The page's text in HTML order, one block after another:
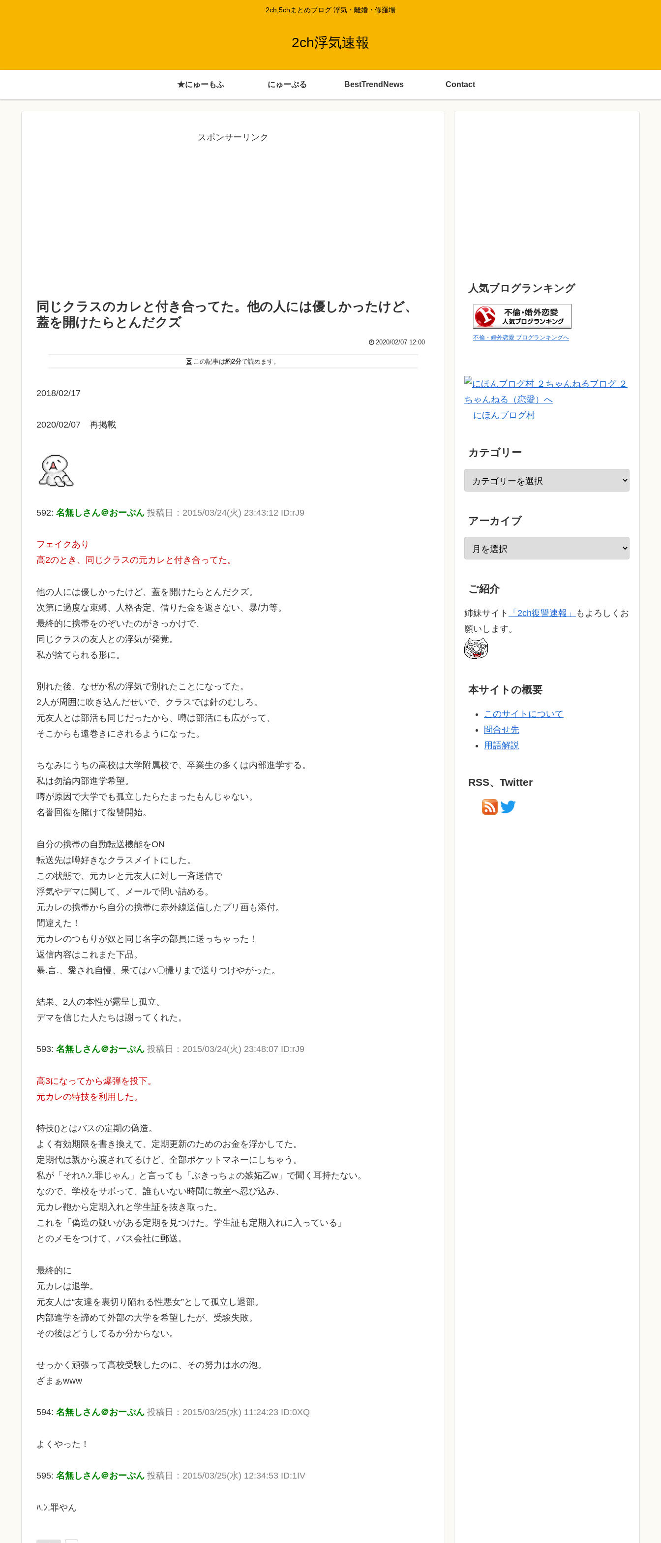
2ch,5chまとめブログ 浮気・離婚・修羅場
2ch浮気速報
★にゅーもふ にゅーぷる BestTrendNews Contact
スポンサーリンク
同じクラスのカレと付き合ってた。他の人には優しかったけど、
蓋を開けたらとんだクズ
2020/02/07 12:00
この記事は約2分で読めます。
2018/02/17
2020/02/07 再掲載
592: 名無しさん＠おーぷん 投稿日：2015/03/24(火) 23:43:12 ID:rJ9
フェイクあり
高2のとき、同じクラスの元カレと付き合ってた。
他の人には優しかったけど、蓋を開けたらとんだクズ。
次第に過度な束縛、人格否定、借りた金を返さない、暴/力等。
最終的に携帯をのぞいたのがきっかけで、
同じクラスの友人との浮気が発覚。
私が捨てられる形に。
別れた後、なぜか私の浮気で別れたことになってた。
2人が周囲に吹き込んだせいで、クラスでは針のむしろ。
元友人とは部活も同じだったから、噂は部活にも広がって、
そこからも遠巻きにされるようになった。
ちなみにうちの高校は大学附属校で、卒業生の多くは内部進学する。
私は勿論内部進学希望。
噂が原因で大学でも孤立したらたまったもんじゃない。
名誉回復を賭けて復讐開始。
自分の携帯の自動転送機能をON
転送先は噂好きなクラスメイトにした。
この状態で、元カレと元友人に対し一斉送信で
浮気やデマに関して、メールで問い詰める。
元カレの携帯から自分の携帯に赤外線送信したプリ画も添付。
間違えた！
元カレのつもりが奴と同じ名字の部員に送っちゃった！
返信内容はこれまた下品。
暴.言.、愛され自慢、果てはハ〇撮りまで送りつけやがった。
結果、2人の本性が露呈し孤立。
デマを信じた人たちは謝ってくれた。
593: 名無しさん＠おーぷん 投稿日：2015/03/24(火) 23:48:07 ID:rJ9
高3になってから爆弾を投下。
元カレの特技を利用した。
特技()とはバスの定期の偽造。
よく有効期限を書き換えて、定期更新のためのお金を浮かしてた。
定期代は親から渡されてるけど、全部ポケットマネーにしちゃう。
私が「それﾊ.ﾝ.罪じゃん」と言っても「ぶきっちょの嫉妬乙w」で聞く耳持たない。
なので、学校をサボって、誰もいない時間に教室へ忍び込み、
元カレ鞄から定期入れと学生証を抜き取った。
これを「偽造の疑いがある定期を見つけた。学生証も定期入れに入っている」
とのメモをつけて、バス会社に郵送。
最終的に
元カレは退学。
元友人は“友達を裏切り陥れる性悪女”として孤立し退部。
内部進学を諦めて外部の大学を希望したが、受験失敗。
その後はどうしてるか分からない。
せっかく頑張って高校受験したのに、その努力は水の泡。
ざまぁwww
594: 名無しさん＠おーぷん 投稿日：2015/03/25(水) 11:24:23 ID:0XQ
よくやった！
595: 名無しさん＠おーぷん 投稿日：2015/03/25(水) 12:34:53 ID:1IV
ﾊ.ﾝ.罪やん
人気ブログランキング
不倫・婚外恋愛 ブログランキングへ
にほんブログ村
カテゴリー
アーカイブ
ご紹介
姉妹サイト 「2ch復讐速報」
もよろしくお
願いします。
本サイトの概要
このサイトについて
問合せ先
用語解説
RSS、Twitter